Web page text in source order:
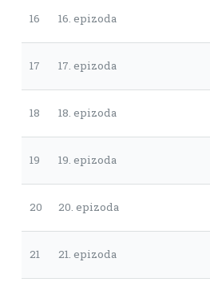
16 16. epizoda
17 17. epizoda
18 18. epizoda
19 19. epizoda
20 20. epizoda
21 21. epizoda